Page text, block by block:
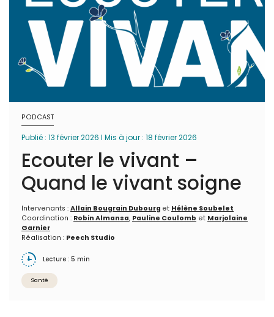
PODCAST
Publié : 13 février 2026 I Mis à jour : 18 février 2026
Ecouter le vivant –
Quand le vivant soigne
Intervenants : Allain Bougrain Dubourg et Hélène Soubelet
Coordination : Robin Almansa, Pauline Coulomb et Marjolaine
Garnier
Réalisation : Peech Studio
Lecture : 5 min
Santé